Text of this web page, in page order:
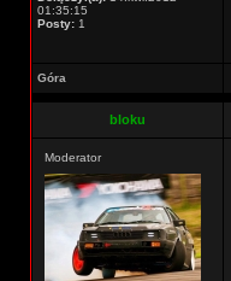
01:35:15
Posty: 1
Góra
bloku
Moderator